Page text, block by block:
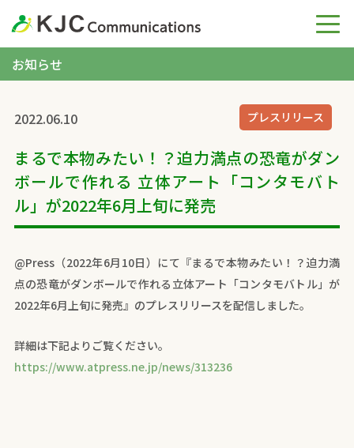
お知らせ
2022.06.10 プレスリリース
まるで本物みたい！？迫力満点の恐竜がダン
ボールで作れる 立体アート「コンタモバト
ル」が2022年6月上旬に発売
@Press（2022年6月10日）にて『まるで本物みたい！？迫力満
点の恐竜がダンボールで作れる立体アート「コンタモバトル」が
2022年6月上旬に発売』のプレスリリースを配信しました。
詳細は下記よりご覧ください。
https://www.atpress.ne.jp/news/313236